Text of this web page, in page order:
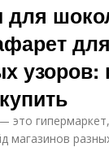
для
для
узоров:
это
магазинов